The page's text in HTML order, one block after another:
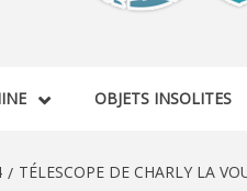
&
OBJETS INSOLITES
TÉLESCOPE DE CHARLY LA